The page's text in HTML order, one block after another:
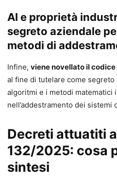
redazione, dialogo
casi pratici per arrivare
Ricerca e verifica delle
consolidare
Privacy e compliance:
piattaforme,
adempimenti GDPR
documenti pronti all’uso
vademecum finale dei
Contenuti aggiuntivi
pratiche e aggiornamenti
AI e proprietà
segreto aziendale
metodi di
Infine, viene novellato il
al fine di tutelare come segreto
algoritmi e i metodi matematici
nell’addestramento dei sistemi
Decreti attuatiti
132/2025: cosa
sintesi